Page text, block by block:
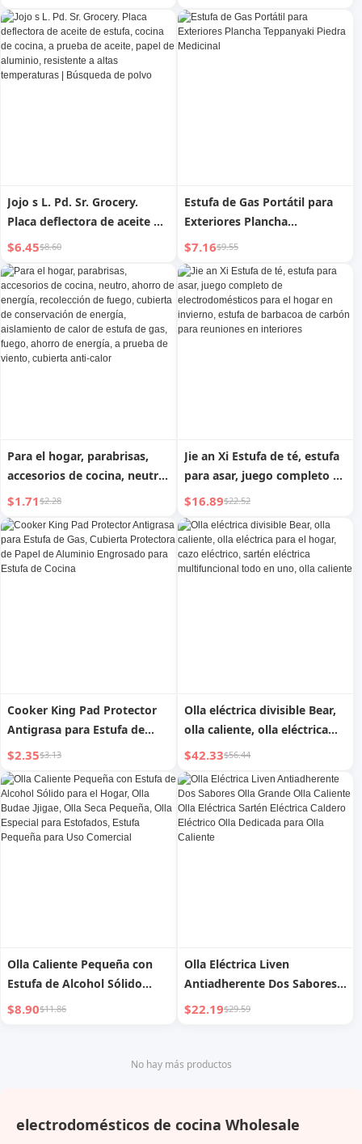
Jojo s L. Pd. Sr. Grocery.
Placa deflectora de aceite de
estufa, cocina de cocina, a
prueba de aceite, papel de
aluminio, resistente a altas
temperaturas | Búsqueda de
polvo
$6.45$8.60
Estufa de Gas Portátil para
Exteriores Plancha
Teppanyaki Piedra Medicinal
$7.16$9.55
Para el hogar, parabrisas,
accesorios de cocina, neutro,
ahorro de energía,
recolección de fuego,
cubierta de conservación de
energía, aislamiento de calor
de estufa de gas, fuego,
$1.71$2.28
Jie an Xi Estufa de té, estufa
para asar, juego completo de
electrodomésticos para el
hogar en invierno, estufa de
barbacoa de carbón para
reuniones en interiores
$16.89$22.52
Cooker King Pad Protector
Antigrasa para Estufa de
Gas, Cubierta Protectora de
Papel de Aluminio
Engrosado para Estufa de
Cocina
$2.35$3.13
Olla eléctrica divisible Bear,
olla caliente, olla eléctrica
para el hogar, cazo eléctrico,
sartén eléctrica
multifuncional todo en uno,
olla caliente
$42.33$56.44
Olla Caliente Pequeña con
Estufa de Alcohol Sólido
para el Hogar, Olla Budae
Estufa Pequeña para Uso
$8.90$11.86
Olla Eléctrica Liven
Antiadherente Dos Sabores
Olla Grande Olla Caliente
Dedicada para Olla Caliente
$22.19$29.59
No hay más productos
electrodomésticos de cocina Wholesale